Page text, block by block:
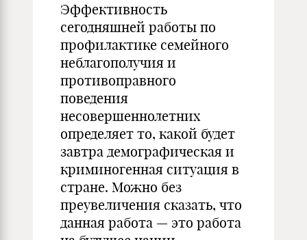
Эффективность
сегодняшней работы по
профилактике семейного
неблагополучия и
противоправного
поведения
несовершеннолетних
определяет то, какой будет
завтра демографическая и
криминогенная ситуация в
стране. Можно без
преувеличения сказать, что
данная работа — это работа